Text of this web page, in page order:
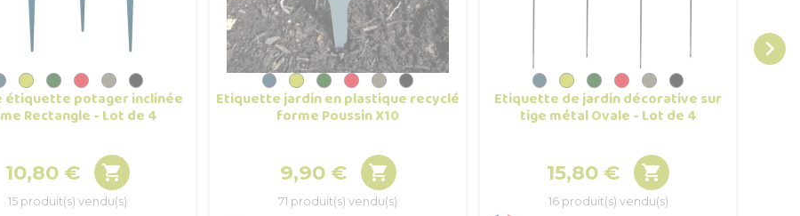
étiquette potager inclinée
Rectangle - Lot de 4
Prix
10,80 € 
15 produit(s) vendu(s)
Etiquette jardin en plastique recyclé
forme Poussin X10
Prix
9,90 € 
71 produit(s) vendu(s)
Etiquette de jardin décorative sur
tige métal Ovale - Lot de 4
Prix
15,80 € 
16 produit(s) vendu(s)
